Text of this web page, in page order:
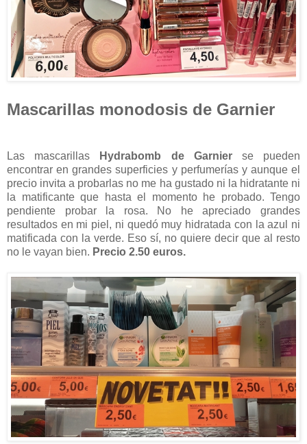
Mascarillas monodosis de Garnier
Las mascarillas Hydrabomb de Garnier se pueden
encontrar en grandes superficies y perfumerías y aunque el
precio invita a probarlas no me ha gustado ni la hidratante ni
la matificante que hasta el momento he probado. Tengo
pendiente probar la rosa. No he apreciado grandes
resultados en mi piel, ni quedó muy hidratada con la azul ni
matificada con la verde. Eso sí, no quiere decir que al resto
no le vayan bien. Precio 2.50 euros.